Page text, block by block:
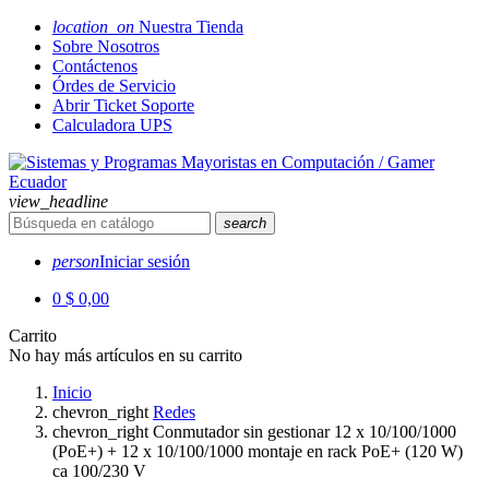
location_on Nuestra Tienda
Sobre Nosotros
Contáctenos
Órdes de Servicio
Abrir Ticket Soporte
Calculadora UPS
view_headline
search
personIniciar sesión
0 $ 0,00
Carrito
No hay más artículos en su carrito
Inicio
chevron_right Redes
chevron_right Conmutador sin gestionar 12 x 10/100/1000
(PoE+) + 12 x 10/100/1000 montaje en rack PoE+ (120 W)
ca 100/230 V